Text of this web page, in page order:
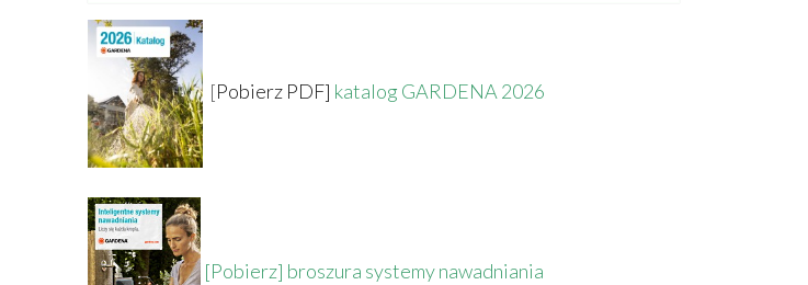
[Pobierz PDF] katalog GARDENA 2026
[Pobierz] broszura systemy nawadniania